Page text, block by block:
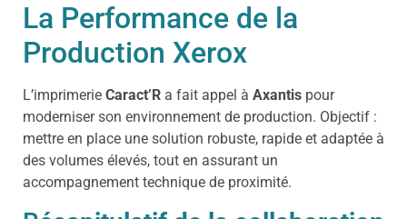
La Performance de la
Production Xerox
L’imprimerie Caract’R a fait appel à Axantis pour
moderniser son environnement de production. Objectif :
mettre en place une solution robuste, rapide et adaptée à
des volumes élevés, tout en assurant un
accompagnement technique de proximité.